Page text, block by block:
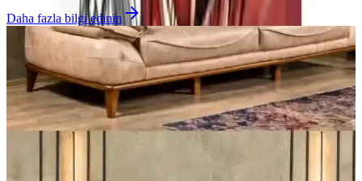
Daha fazla bilgi edinin